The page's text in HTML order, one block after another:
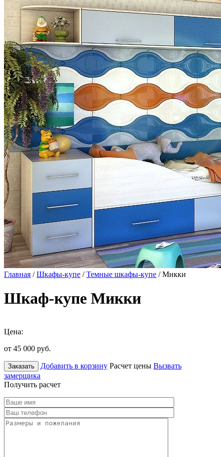
Главная /Шкафы-купе /Темные шкафы-купе / Микки
Шкаф-купе Микки
Цена:
от 45 000 руб.
Заказать Добавить в корзину Расчет цены Вызвать
замерщика
Получить расчет